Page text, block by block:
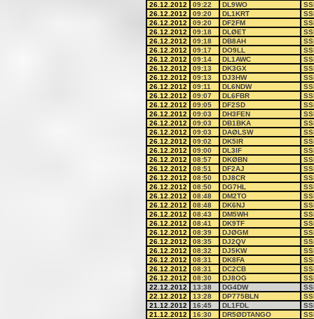
26.12.2012
09:22 DL9WO
26.12.2012
09:20 DL1KRT
26.12.2012
09:20 DF2FM
26.12.2012
09:18 DLØET
26.12.2012
09:18 DB8AH
26.12.2012
09:17 DO9LL
26.12.2012
09:14 DL1AWC
26.12.2012
09:13 DK3GX
26.12.2012
09:13 DJ3HW
26.12.2012
09:11 DL6NDW
26.12.2012
09:07 DL6FBR
26.12.2012
09:05 DF2SD
26.12.2012
09:03 DH3FEN
26.12.2012
09:03 DB1BKA
26.12.2012
09:03 DAØLSW
26.12.2012
09:02 DK5IR
26.12.2012
09:00 DL3IF
26.12.2012
08:57 DKØBN
26.12.2012
08:51 DF2AJ
26.12.2012
08:50 DJ8CR
26.12.2012
08:50 DG7HL
26.12.2012
08:48 DM2TO
26.12.2012
08:48 DK6NJ
26.12.2012
08:43 DM5WH
26.12.2012
08:41 DK9TF
26.12.2012
08:39 DJØGM
26.12.2012
08:35 DJ2QV
26.12.2012
08:32 DJ5KW
26.12.2012
08:31 DK8FA
26.12.2012
08:31 DC2CB
26.12.2012
08:30 DJ8OG
22.12.2012
13:38 DG4DW
22.12.2012
13:28 DP775BLN
21.12.2012
16:45 DL1FDL
21.12.2012
16:30 DR5ØDTANGO